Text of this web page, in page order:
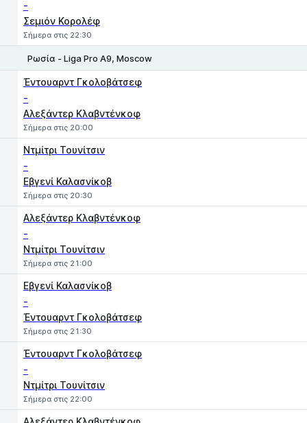
-
Σεμιόν Κορολέφ
Σήμερα στις 22:30
Ρωσία - Liga Pro A9, Moscow
Έντουαρντ Γκολοβάτσεφ
-
Αλεξάντερ Κλαβντένκοφ
Σήμερα στις 20:00
Ντμίτρι Τουνίτσιν
-
Εβγενί Καλασνίκοβ
Σήμερα στις 20:30
Αλεξάντερ Κλαβντένκοφ
-
Ντμίτρι Τουνίτσιν
Σήμερα στις 21:00
Εβγενί Καλασνίκοβ
-
Έντουαρντ Γκολοβάτσεφ
Σήμερα στις 21:30
Έντουαρντ Γκολοβάτσεφ
-
Ντμίτρι Τουνίτσιν
Σήμερα στις 22:00